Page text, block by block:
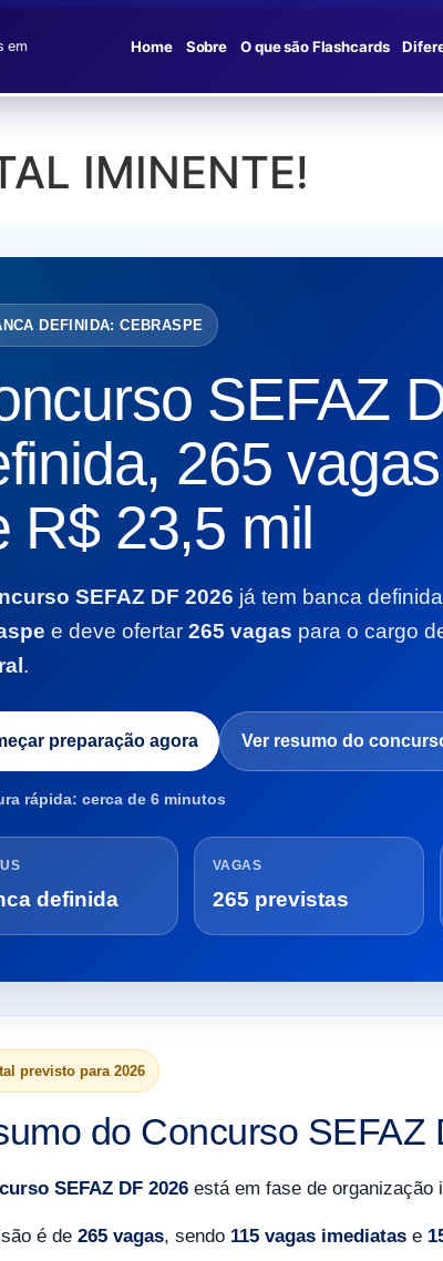
em
Home Sobre O que são Flashcards
IMINENTE!
DEFINIDA: CEBRASPE
SEFAZ
265
R$ 23,5 mil
SEFAZ DF 2026 já tem banca
e deve ofertar 265 vagas para o cargo
.
preparação agora Ver resumo do
rápida: cerca de 6 minutos
definida
VAGAS
265 previstas
previsto para 2026
do Concurso SEFAZ
SEFAZ DF 2026 está em fase de organização
é de 265 vagas, sendo 115 vagas imediatas e